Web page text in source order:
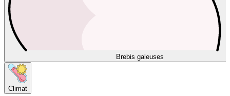
Brebis galeuses
Climat